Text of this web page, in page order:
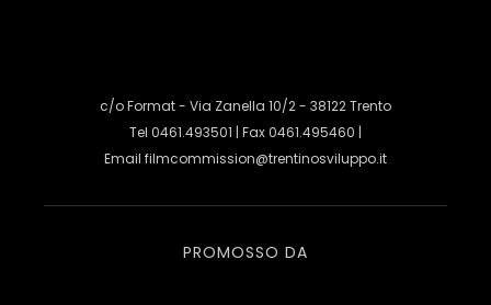
c/o Format - Via Zanella 10/2 - 38122 Trento
Tel 0461.493501 | Fax 0461.495460 |
Email filmcommission@trentinosviluppo.it
PROMOSSO DA